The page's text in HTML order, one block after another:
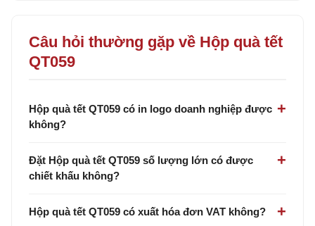
Câu hỏi thường gặp về Hộp quà tết
QT059
Hộp quà tết QT059 có in logo doanh nghiệp được
không?
Đặt Hộp quà tết QT059 số lượng lớn có được
chiết khấu không?
Hộp quà tết QT059 có xuất hóa đơn VAT không?